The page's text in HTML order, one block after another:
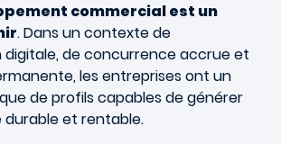
commercial est un
. Dans un contexte de
de concurrence accrue et
les entreprises ont un
de profils capables de générer
durable et rentable.